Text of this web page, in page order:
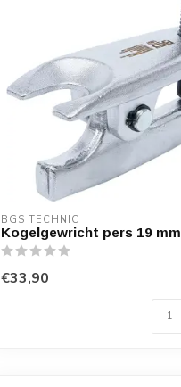
BGS TECHNIC
Kogelgewricht pers 19 mm
€33,90